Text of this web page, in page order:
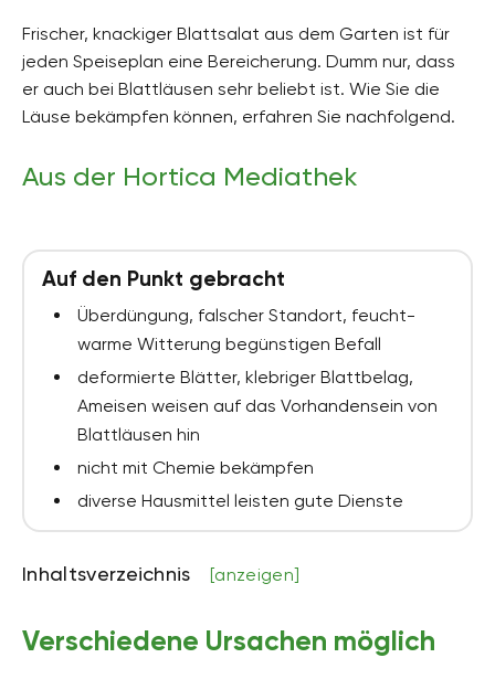
Frischer, knackiger Blattsalat aus dem Garten ist für
jeden Speiseplan eine Bereicherung. Dumm nur, dass
er auch bei Blattläusen sehr beliebt ist. Wie Sie die
Läuse bekämpfen können, erfahren Sie nachfolgend.
Aus der Hortica Mediathek
Auf den Punkt gebracht
Überdüngung, falscher Standort, feucht-
warme Witterung begünstigen Befall
deformierte Blätter, klebriger Blattbelag,
Ameisen weisen auf das Vorhandensein von
Blattläusen hin
nicht mit Chemie bekämpfen
diverse Hausmittel leisten gute Dienste
Inhaltsverzeichnis [anzeigen]
Verschiedene Ursachen möglich